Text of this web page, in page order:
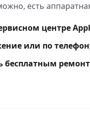
есть
центре
или по
бесплатным